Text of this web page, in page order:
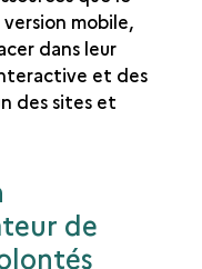
mobile,
dans leur
et des
des sites et
de